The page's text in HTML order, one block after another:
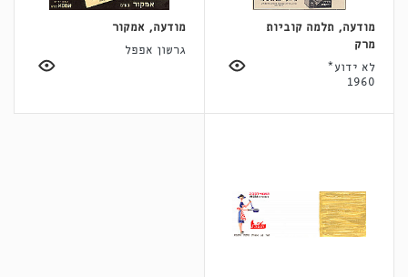
מודעה, תלמה קוביות
מרק
לא ידוע*
1960
מודעה, אמקור
גרשון אפפל